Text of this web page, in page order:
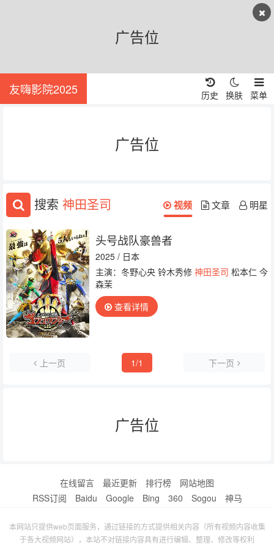
广告位
友嗨影院2025 菜单
换肤
历史
广告位
搜索 神田圣司 视频 文章 明星
头号战队豪兽者
2025 / 日本
主演：冬野心央 铃木秀修 神田圣司 松本仁 今
森茉
查看详情
上一页 1/1 下一页
广告位
在线留言 最近更新 排行榜
网站地图
RSS订阅
Baidu Google Bing 360 Sogou 神马
本网站只提供web页面服务，通过链接的方式提供相关内容（所有视频内容收集
于各大视频网站），本站不对链接内容具有进行编辑、整理、修改等权利